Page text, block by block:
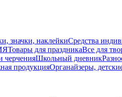
значки, наклейкиСредства
Товары для праздникаВсе для
черченияШкольный дневник
продукцияОрганайзеры,